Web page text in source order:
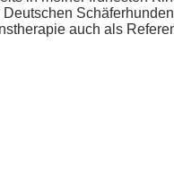
auch als